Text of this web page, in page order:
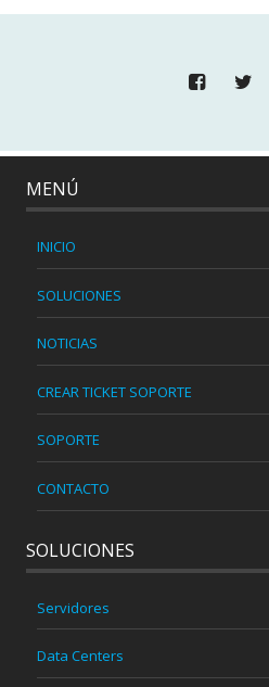
MENÚ
INICIO
SOLUCIONES
NOTICIAS
CREAR TICKET SOPORTE
SOPORTE
CONTACTO
SOLUCIONES
Servidores
Data Centers